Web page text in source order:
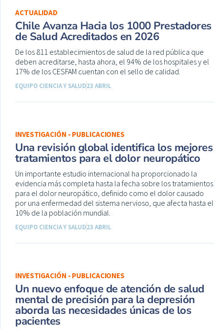
ACTUALIDAD
Chile Avanza Hacia los 1000 Prestadores
de Salud Acreditados en 2026
De los 811 establecimientos de salud de la red pública que
deben acreditarse, hasta ahora, el 94% de los hospitales y el
17% de los CESFAM cuentan con el sello de calidad.
EQUIPO CIENCIA Y SALUD23 ABRIL
INVESTIGACIÓN - PUBLICACIONES
Una revisión global identifica los mejores
tratamientos para el dolor neuropático
Un importante estudio internacional ha proporcionado la
evidencia más completa hasta la fecha sobre los tratamientos
para el dolor neuropático, definido como el dolor causado
por una enfermedad del sistema nervioso, que afecta hasta el
10% de la población mundial.
EQUIPO CIENCIA Y SALUD23 ABRIL
INVESTIGACIÓN - PUBLICACIONES
Un nuevo enfoque de atención de salud
mental de precisión para la depresión
aborda las necesidades únicas de los
pacientes